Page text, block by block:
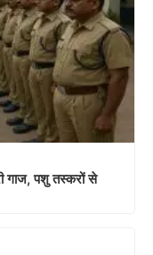
गाज, पशु तस्करों से